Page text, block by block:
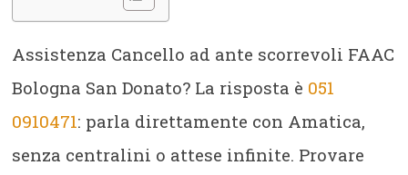
Assistenza Cancello ad ante scorrevoli FAAC
Bologna San Donato? La risposta è 051
0910471: parla direttamente con Amatica,
senza centralini o attese infinite. Provare